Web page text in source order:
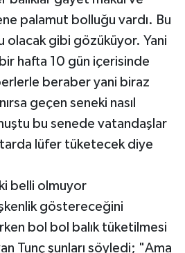
palamut bolluğu vardı. Bu
olacak gibi gözüküyor. Yani
hafta 10 gün içerisinde
beraber yani biraz
geçen seneki nasıl
bu senede vatandaşlar
lüfer tüketecek diye
belli olmuyor
göstereceğini
bol bol balık tüketilmesi
Tunç şunları söyledi; "Ama